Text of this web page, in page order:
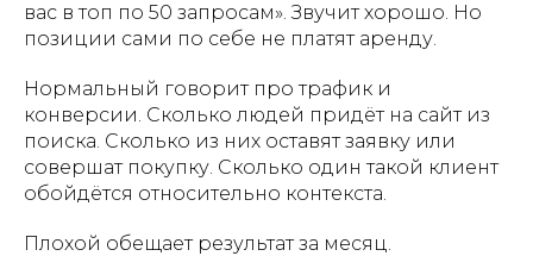
вас в топ по 50 запросам». Звучит хорошо. Но
позиции сами по себе не платят аренду.
Нормальный говорит про трафик и
конверсии. Сколько людей придёт на сайт из
поиска. Сколько из них оставят заявку или
совершат покупку. Сколько один такой клиент
обойдётся относительно контекста.
Плохой обещает результат за месяц.